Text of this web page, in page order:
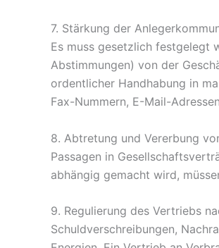
7. Stärkung der
Es muss gesetzlich festgelegt
Abstimmungen) von der
ordentlicher Handhabung in
Fax-Nummern, E-Mail-
8. Abtretung und Vererbung
Passagen in
abhängig gemacht wird,
9. Regulierung des Vertriebs
Schuldverschreibungen,